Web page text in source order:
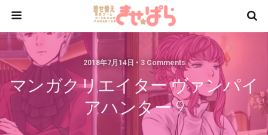
2018年7月14日 • 3 Comments
マンガクリエイター ヴァンパイ
アハンター 9